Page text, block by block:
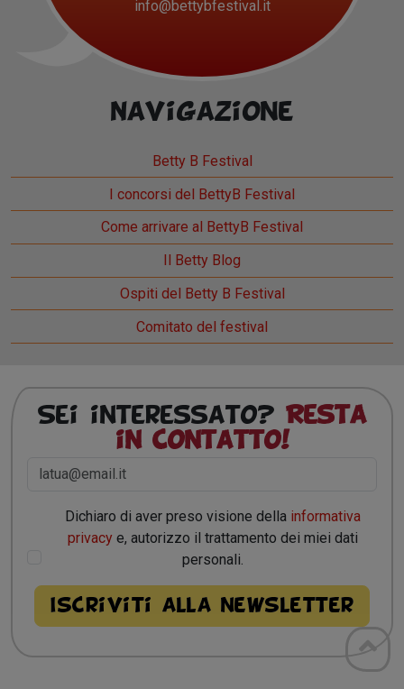
info@bettybfestival.it
Navigazione
Betty B Festival
I concorsi del BettyB Festival
Come arrivare al BettyB Festival
Il Betty Blog
Ospiti del Betty B Festival
Comitato del festival
Sei interessato? Resta
in contatto!
Dichiaro di aver preso visione della informativa
privacy e, autorizzo il trattamento dei miei dati
personali.